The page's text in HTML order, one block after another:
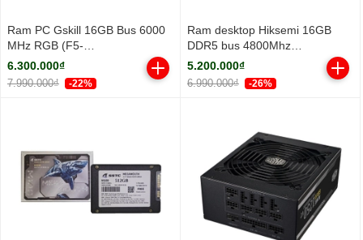
Ram PC Gskill 16GB Bus 6000
MHz RGB (F5-
6000J3636F16GX1-TZ5RK)
6.300.000₫
7.990.000₫ -22%
Ram desktop Hiksemi 16GB
DDR5 bus 4800Mhz
(HSC516U48Z1-16G)
5.200.000₫
6.990.000₫ -26%